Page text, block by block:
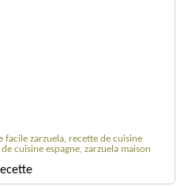
facile zarzuela, recette de cuisine
cuisine espagne, zarzuela maison